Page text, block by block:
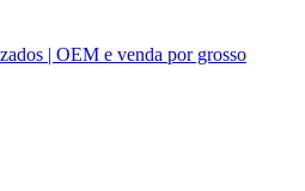
| OEM e venda por grosso